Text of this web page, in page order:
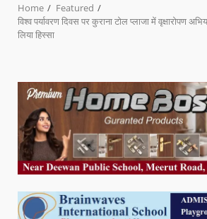
Home
Featured
विश्व पर्यावरण दिवस पर कुराना टोल प्लाजा में वृक्षारोपण
लिया हिस्सा